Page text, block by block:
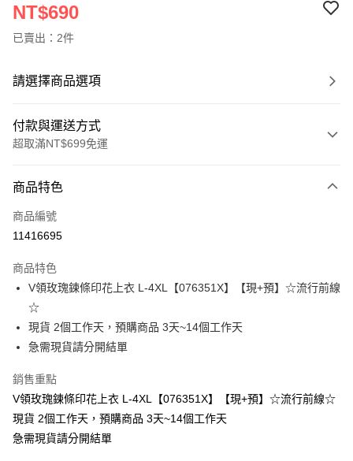
NT$690
已賣出：2件
請選擇商品選項
付款與運送方式
超取滿NT$699免運
信用卡一次付款
超商取貨付款
Apple Pay
街口支付
悠遊付
Google Pay
全支付
商品特色
商品編號
11416695
商品特色
V領玫瑰鍊條印花上衣 L-4XL【076351X】【現+預】☆流行前線
☆
現貨 2個工作天，預購商品 3天~14個工作天
急需現貨請分開結單
銷售重點
V領玫瑰鍊條印花上衣 L-4XL【076351X】【現+預】☆流行前線☆
現貨 2個工作天，預購商品 3天~14個工作天
急需現貨請分開結單